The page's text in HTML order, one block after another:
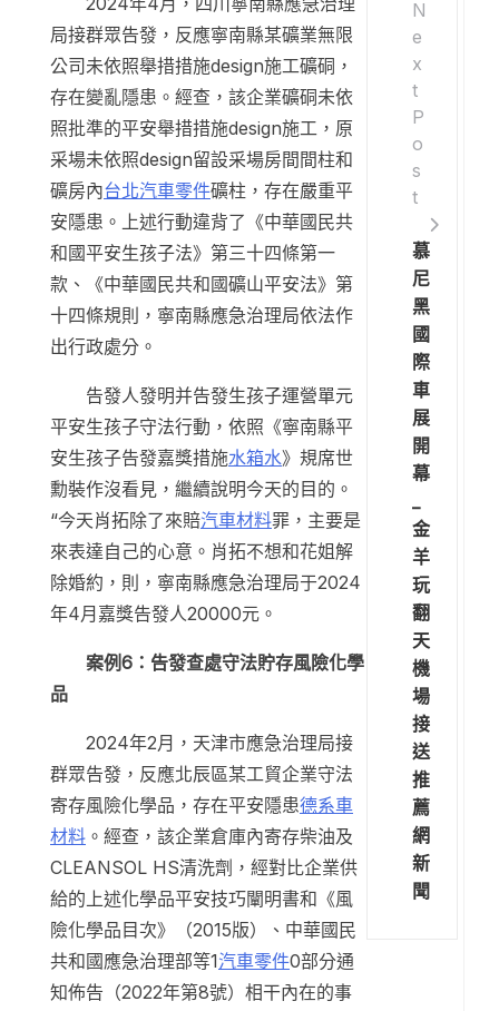
局接群眾告發，反應寧南縣某礦業無限
公司未依照舉措措施design施工礦硐，
存在變亂隱患。經查，該企業礦硐未依
照批準的平安舉措措施design施工，原
采場未依照design留設采場房間間柱和
礦房內台北汽車零件礦柱，存在嚴重平
安隱患。上述行動違背了《中華國民共
和國平安生孩子法》第三十四條第一
款、《中華國民共和國礦山平安法》第
十四條規則，寧南縣應急治理局依法作
出行政處分。
告發人發明并告發生孩子運營單元
平安生孩子守法行動，依照《寧南縣平
安生孩子告發嘉獎措施水箱水》規席世
勳裝作沒看見，繼續說明今天的目的。
“今天肖拓除了來賠汽車材料罪，主要是
來表達自己的心意。肖拓不想和花姐解
除婚約，則，寧南縣應急治理局于2024
年4月嘉獎告發人20000元。
案例6：告發查處守法貯存風險化學
品
2024年2月，天津市應急治理局接
群眾告發，反應北辰區某工貿企業守法
寄存風險化學品，存在平安隱患德系車
材料 。經查，該企業倉庫內寄存柴油及
CLEANSOL HS清洗劑，經對比企業供
給的上述化學品平安技巧闡明書和《風
險化學品目次》（2015版）、中華國民
共和國應急治理部等1汽車零件0部分通
知佈告（2022年第8號）相干內在的事
N
e
x
t
P
o
s
t
慕
尼
黑
國
際
車
展
開
幕
金
羊
玩
翻
天
機
場
接
送
推
薦
網
新
聞